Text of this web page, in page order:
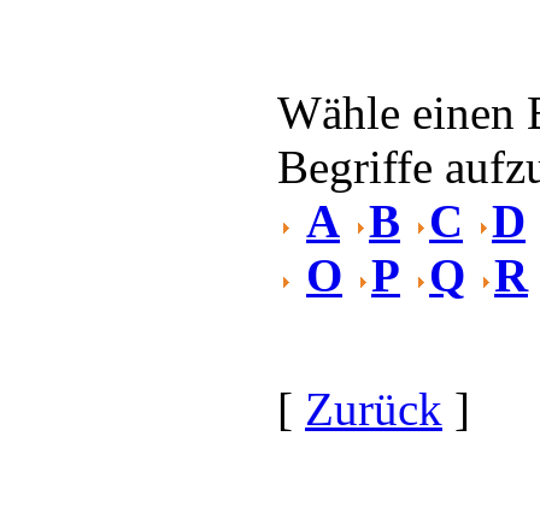
Wähle einen
Begriffe
A B C
D
O P Q R
[ Zurück ]